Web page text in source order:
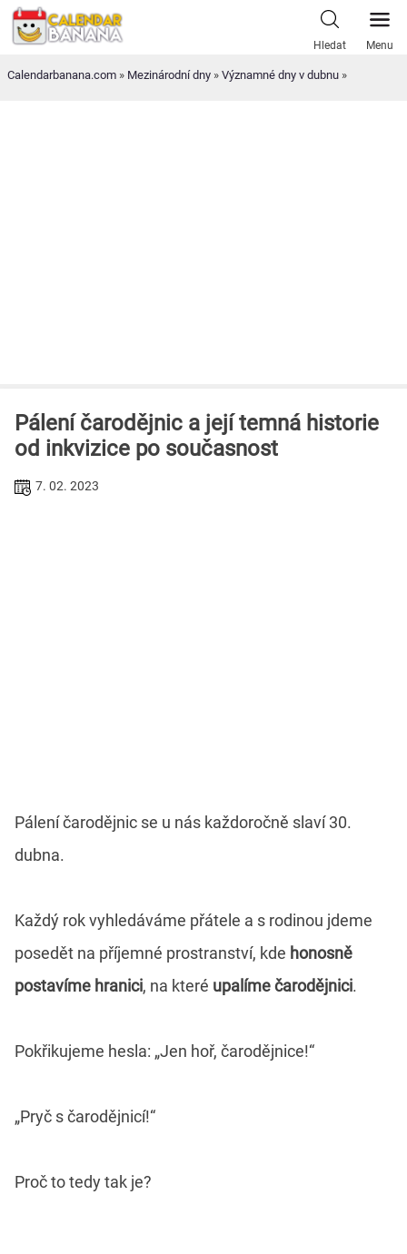
Skip
Hledat Menu
Calendarbanana.com » Mezinárodní dny » Významné dny v dubnu »
Pálení čarodějnic a její temná historie
od inkvizice po současnost
7. 02. 2023
Pálení čarodějnic se u nás každoročně slaví 30.
dubna.
Každý rok vyhledáváme přátele a s rodinou jdeme
posedět na příjemné prostranství, kde honosně
postavíme hranici, na které upalíme čarodějnici.
Pokřikujeme hesla: „Jen hoř, čarodějnice!“
„Pryč s čarodějnicí!“
Proč to tedy tak je?